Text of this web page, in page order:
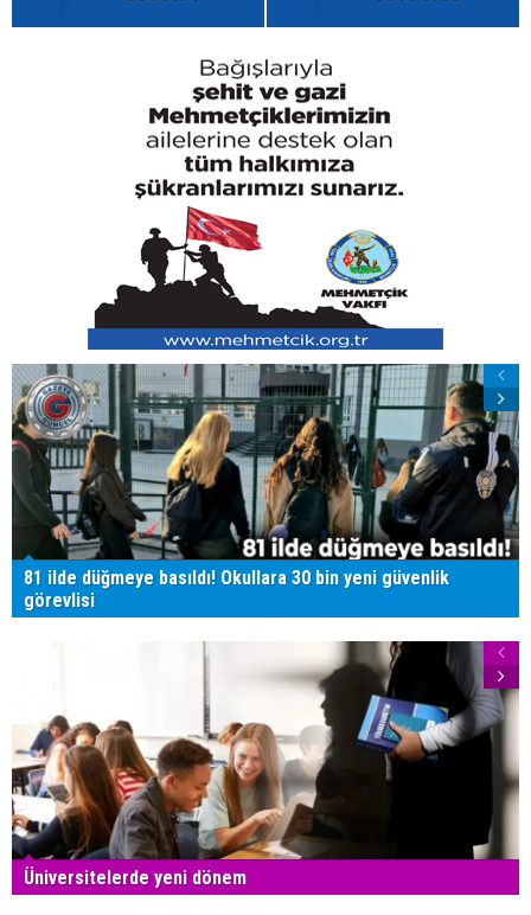
81 ilde düğmeye basıldı! Okullara 30 bin yeni güvenlik
görevlisi
Üniversitelerde yeni dönem